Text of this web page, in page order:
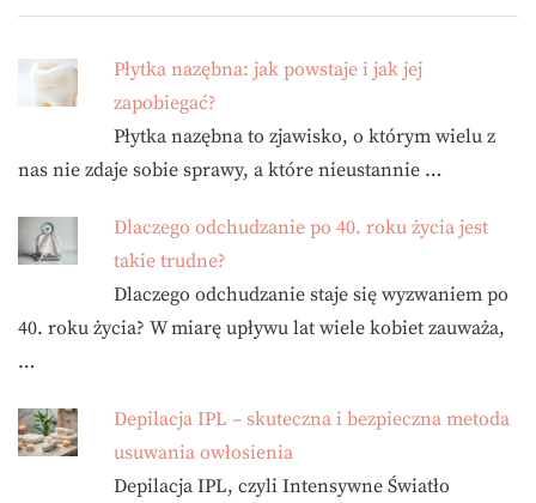
Płytka nazębna: jak powstaje i jak jej
zapobiegać?
Płytka nazębna to zjawisko, o którym wielu z
nas nie zdaje sobie sprawy, a które nieustannie …
Dlaczego odchudzanie po 40. roku życia jest
takie trudne?
Dlaczego odchudzanie staje się wyzwaniem po
40. roku życia? W miarę upływu lat wiele kobiet zauważa,
…
Depilacja IPL – skuteczna i bezpieczna metoda
usuwania owłosienia
Depilacja IPL, czyli Intensywne Światło